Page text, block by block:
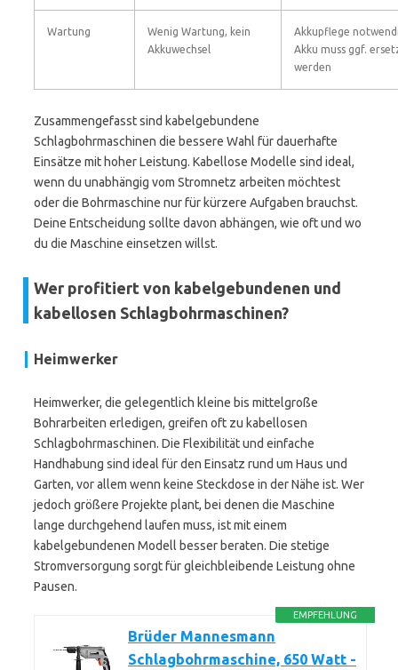
Wartung
Wenig Wartung, kein
Akkuwechsel
Akkupflege
Akku muss ggf.
werden
Zusammengefasst sind kabelgebundene
Schlagbohrmaschinen die bessere Wahl für dauerhafte
Einsätze mit hoher Leistung. Kabellose Modelle sind ideal,
wenn du unabhängig vom Stromnetz arbeiten möchtest
oder die Bohrmaschine nur für kürzere Aufgaben brauchst.
Deine Entscheidung sollte davon abhängen, wie oft und wo
du die Maschine einsetzen willst.
Wer profitiert von kabelgebundenen und
kabellosen Schlagbohrmaschinen?
Heimwerker
Heimwerker, die gelegentlich kleine bis mittelgroße
Bohrarbeiten erledigen, greifen oft zu kabellosen
Schlagbohrmaschinen. Die Flexibilität und einfache
Handhabung sind ideal für den Einsatz rund um Haus und
Garten, vor allem wenn keine Steckdose in der Nähe ist. Wer
jedoch größere Projekte plant, bei denen die Maschine
lange durchgehend laufen muss, ist mit einem
kabelgebundenen Modell besser beraten. Die stetige
Stromversorgung sorgt für gleichbleibende Leistung ohne
Pausen.
EMPFEHLUNG
Brüder Mannesmann
Schlagbohrmaschine, 650 Watt -